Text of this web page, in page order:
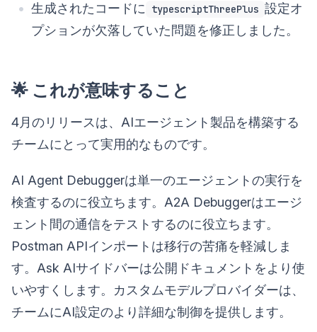
生成されたコードに typescriptThreePlus 設定オ
プションが欠落していた問題を修正しました。
🌟 これが意味すること
4月のリリースは、AIエージェント製品を構築する
チームにとって実用的なものです。
AI Agent Debuggerは単一のエージェントの実行を
検査するのに役立ちます。A2A Debuggerはエージ
ェント間の通信をテストするのに役立ちます。
Postman APIインポートは移行の苦痛を軽減しま
す。Ask AIサイドバーは公開ドキュメントをより使
いやすくします。カスタムモデルプロバイダーは、
チームにAI設定のより詳細な制御を提供します。